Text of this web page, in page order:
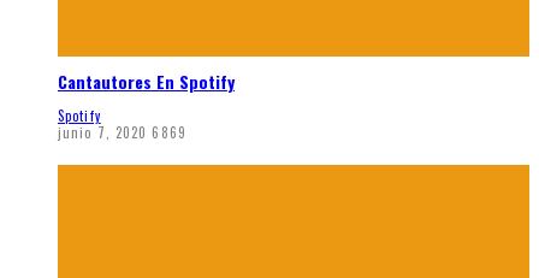
Cantautores En Spotify
Spotify
junio 7, 2020 6869